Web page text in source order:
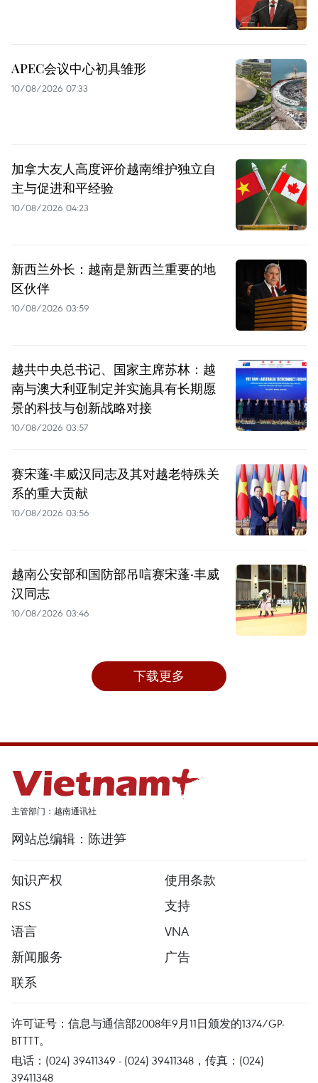
APEC会议中心初具雏形
10/08/2026 07:33
加拿大友人高度评价越南维护独立自
主与促进和平经验
10/08/2026 04:23
新西兰外长：越南是新西兰重要的地
区伙伴
10/08/2026 03:59
越共中央总书记、国家主席苏林：越
南与澳大利亚制定并实施具有长期愿
景的科技与创新战略对接
10/08/2026 03:57
赛宋蓬·丰威汉同志及其对越老特殊关
系的重大贡献
10/08/2026 03:56
越南公安部和国防部吊唁赛宋蓬·丰威
汉同志
10/08/2026 03:46
下载更多
主管部门：越南通讯社
网站总编辑：陈进笋
知识产权
使用条款
RSS
支持
语言
VNA
新闻服务
广告
联系
许可证号：信息与通信部2008年9月11日颁发的1374/GP-
BTTTT。
电话：(024) 39411349 - (024) 39411348，传真：(024)
39411348